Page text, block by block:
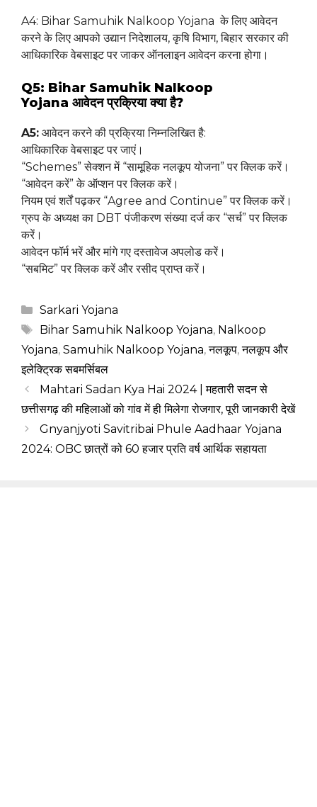
A4: Bihar Samuhik Nalkoop Yojana के लिए आवेदन
करने के लिए आपको उद्यान निदेशालय, कृषि विभाग, बिहार सरकार की
आधिकारिक वेबसाइट पर जाकर ऑनलाइन आवेदन करना होगा।
Q5: Bihar Samuhik Nalkoop
Yojana आवेदन प्रक्रिया क्या है?
A5: आवेदन करने की प्रक्रिया निम्नलिखित है:
आधिकारिक वेबसाइट पर जाएं।
“Schemes” सेक्शन में “सामूहिक नलकूप योजना” पर क्लिक करें।
“आवेदन करें” के ऑप्शन पर क्लिक करें।
नियम एवं शर्तें पढ़कर “Agree and Continue” पर क्लिक करें।
ग्रुप के अध्यक्ष का DBT पंजीकरण संख्या दर्ज कर “सर्च” पर क्लिक
करें।
आवेदन फॉर्म भरें और मांगे गए दस्तावेज अपलोड करें।
“सबमिट” पर क्लिक करें और रसीद प्राप्त करें।
Categories
Sarkari Yojana
Tags
Bihar Samuhik Nalkoop Yojana, Nalkoop
Yojana, Samuhik Nalkoop Yojana,नलकूप,नलकूप और
इलेक्ट्रिक सबमर्सिबल
Mahtari Sadan Kya Hai 2024 | महतारी सदन से
छत्तीसगढ़ की महिलाओं को गांव में ही मिलेगा रोजगार, पूरी जानकारी देखें
Gnyanjyoti Savitribai Phule Aadhaar Yojana
2024: OBC छात्रों को ₹60 हजार प्रति वर्ष आर्थिक सहायता